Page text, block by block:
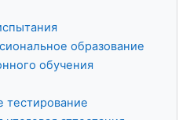
образование
обучения
тестирование